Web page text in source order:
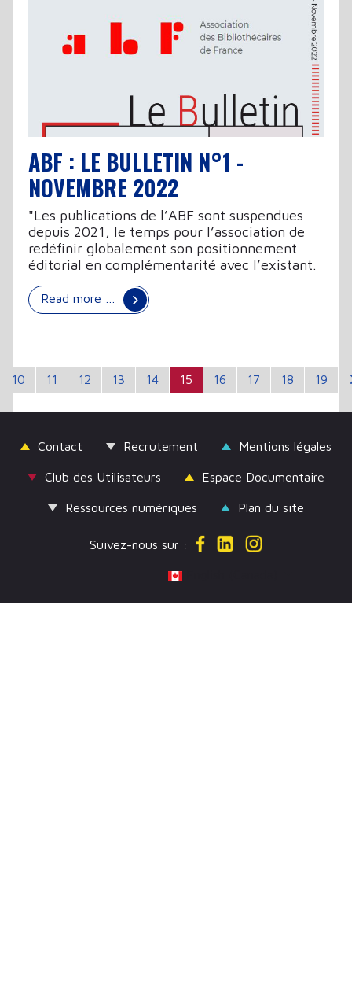
ABF : LE BULLETIN N°1 -
NOVEMBRE 2022
"Les publications de l’ABF sont suspendues
depuis 2021, le temps pour l’association de
redéfinir globalement son positionnement
éditorial en complémentarité avec l’existant.
Read more …
10 11 12 13 14 15 16 17 18 19
Contact Recrutement Mentions légales
Club des Utilisateurs Espace Documentaire
Ressources numériques Plan du site
Suivez-nous sur :